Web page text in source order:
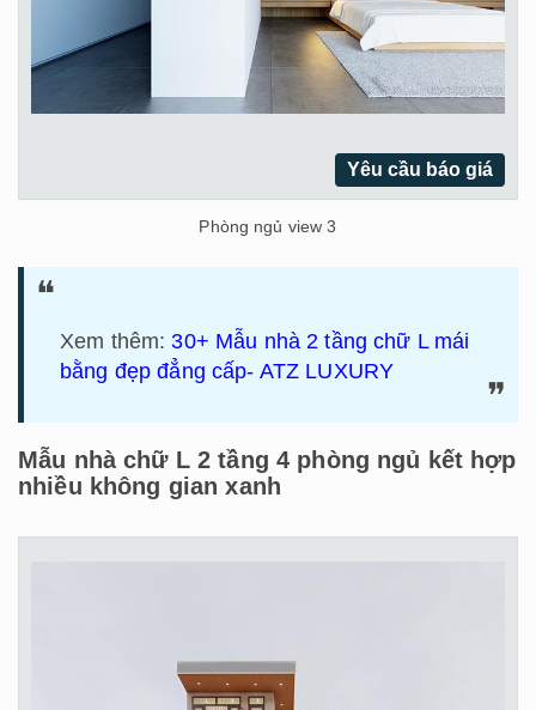
Yêu cầu báo giá
Phòng ngủ view 3
Xem thêm:30+ Mẫu nhà 2 tầng chữ L mái
bằng đẹp đẳng cấp- ATZ LUXURY
Mẫu nhà chữ L 2 tầng 4 phòng ngủ kết hợp
nhiều không gian xanh